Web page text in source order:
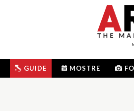
GUIDE MOSTRE